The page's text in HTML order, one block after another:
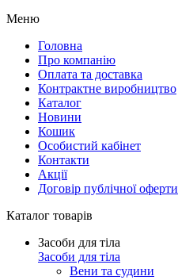
Меню
Головна
Про компанію
Оплата та доставка
Контрактне виробництво
Каталог
Новини
Кошик
Особистий кабінет
Контакти
Акції
Договір публічної оферти
Каталог товарів
Засоби для тіла
Засоби для тіла
Вени та судини